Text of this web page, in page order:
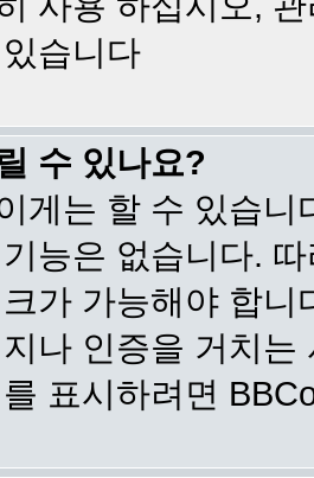
습니다
수 있나요?
게는 할 수 있습
능은 없습니다.
가 가능해야 합
나 인증을 거치
표시하려면